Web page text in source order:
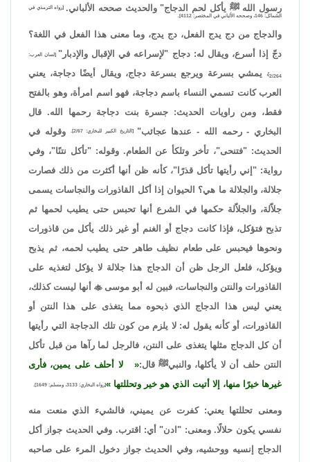
رسول الله ﷺ يأكل لحم الدجاج" والحديث صححه الألباني. [رواه الترمذي في
الشمائل: 146، وصححه الألباني في المختصر: 4112].
والدجاج من دج يدج الفعل، دج يدج، وما معنى هذا الفعل في اللغة؟
دجّ إذا أسرع، ويقال له: دجاج "لإسراعه في الإقبال والإدبار" [لسان العرب:
2/264]،
يمشي بسرعة ويرجع بسرعة دجاج، ويقال أيضًا دجاجة، يعني
العرب كانت تسمي النساء باسم دجاجة، فهو اسم امرأة، وهو بالفتح
فقط، ومن راويات الحديث: جسرة بنت دجاجة رحمها الله. قال
البخاري - رحمه الله - عندها عجائب"
[التاريخ الكبير للبخاري: 2/67].
وقوله في
الحديث: "فتنحى"، تأخر وتلكأ عن الطعام. وقوله: "تأكل نتنًا"، وفي
رواية: "إني رأيتها تأكل قذرًا"، كأنه ظن أنها أكثرت من ذلك فصارت
جلالة، والجلالة ما هي؟ الحيوان إذا أكل القاذورات والنجاسات يسمى
جلاّلة، والجلاّلة حكمها في الشرع أنها تحبس حتى يطيب لحمها ثم
تذبح فتؤكل، فإذا كانت دجاج أو الغنم أو غير ذلك يأكل من قاذورات
ونحوها فيحبس على طعام نظيف طاهر حتى يطيب لحمه، ثم يذبح
ويؤكل، فلعل الرجل ظن أن الدجاج هذا جلالة لا يؤكل لتغذيه على
القاذورات والنتن والنجاسات، فبين له أبو موسى أنها ليست كذلك،
يعني ليس هذا الدجاج الذي ذبحوه مما يتغذى على هذا النتن أو
القاذورات، أو كأنه يقول له: لا يلزم من كون تلك الدجاجة التي رأيتها
أن كل الدجاج مثلها يتغذى على النتن، فالرجل لما رآها من قبل تأكل
النتن حلف أن لا يأكلها، والنبيﷺ قال:
لا أحلف على يمين، فأرى
غيرها خيرًا منها، إلا أتيت الذي هو خير وتحللتها
[رواه البخاري: 3133، ومسلم: 1649].
ومعنى تحللتها يعني: كفرت عن يميني، فالشيء الذي منعت منه
نفسي يكون حلالًا. ومعنى: "ادن" أي: اقترب. وفي الحديث جواز أكل
الدجاج إنسيه ووحشيه، وفي الحديث جواز دخول المرء على صاحبه